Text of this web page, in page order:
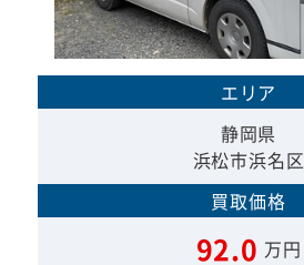
エリア
静岡県
浜松市浜名区
買取価格
92.0 万円